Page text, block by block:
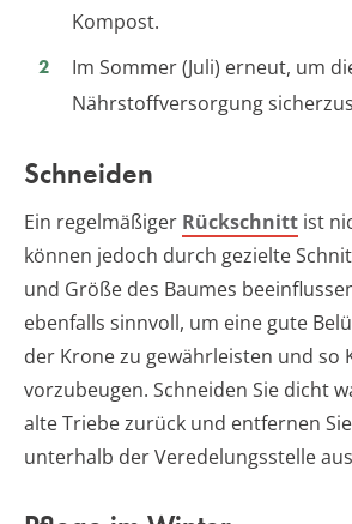
Kompost.
Im Sommer (Juli) erneut, um
Nährstoffversorgung
Schneiden
Ein regelmäßiger Rückschnitt ist
können jedoch durch gezielte
und Größe des Baumes
ebenfalls sinnvoll, um eine gute
der Krone zu gewährleisten und so
vorzubeugen. Schneiden Sie dicht
alte Triebe zurück und entfernen
unterhalb der Veredelungsstelle